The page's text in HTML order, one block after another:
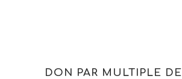
DON PAR MULTIPLE DE